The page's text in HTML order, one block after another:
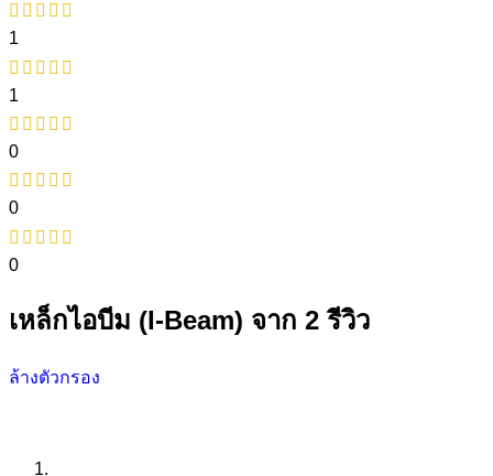
1
1
0
0
0
เหล็กไอบีม (I-Beam) จาก 2 รีวิว
ล้างตัวกรอง